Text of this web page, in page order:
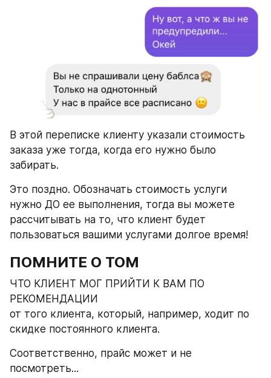
В этой переписке клиенту указали стоимость
заказа уже тогда, когда его нужно было
забирать.
Это поздно. Обозначать стоимость услуги
нужно ДО ее выполнения, тогда вы можете
рассчитывать на то, что клиент будет
пользоваться вашими услугами долгое время!
ПОМНИТЕ О ТОМ
ЧТО КЛИЕНТ МОГ ПРИЙТИ К ВАМ ПО
РЕКОМЕНДАЦИИ
от того клиента, который, например, ходит по
скидке постоянного клиента.
Соответственно, прайс может и не
посмотреть...